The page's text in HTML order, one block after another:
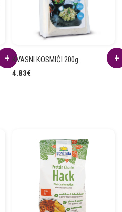
KVASNI KOSMIČI 200g
4.83€